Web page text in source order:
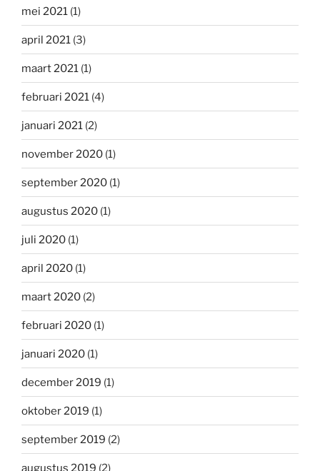
mei 2021 (1)
april 2021 (3)
maart 2021 (1)
februari 2021 (4)
januari 2021 (2)
november 2020 (1)
september 2020 (1)
augustus 2020 (1)
juli 2020 (1)
april 2020 (1)
maart 2020 (2)
februari 2020 (1)
januari 2020 (1)
december 2019 (1)
oktober 2019 (1)
september 2019 (2)
augustus 2019 (2)